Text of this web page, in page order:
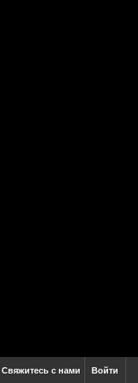
Войти
Свяжитесь с нами